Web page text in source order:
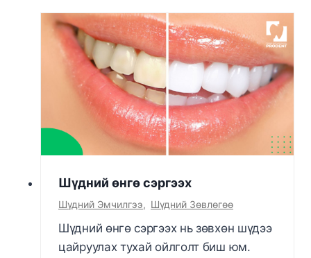
Шүдний өнгө сэргээх
Шүдний Эмчилгээ, Шүдний Зөвлөгөө
Шүдний өнгө сэргээх нь зөвхөн шүдээ
цайруулах тухай ойлголт биш юм.